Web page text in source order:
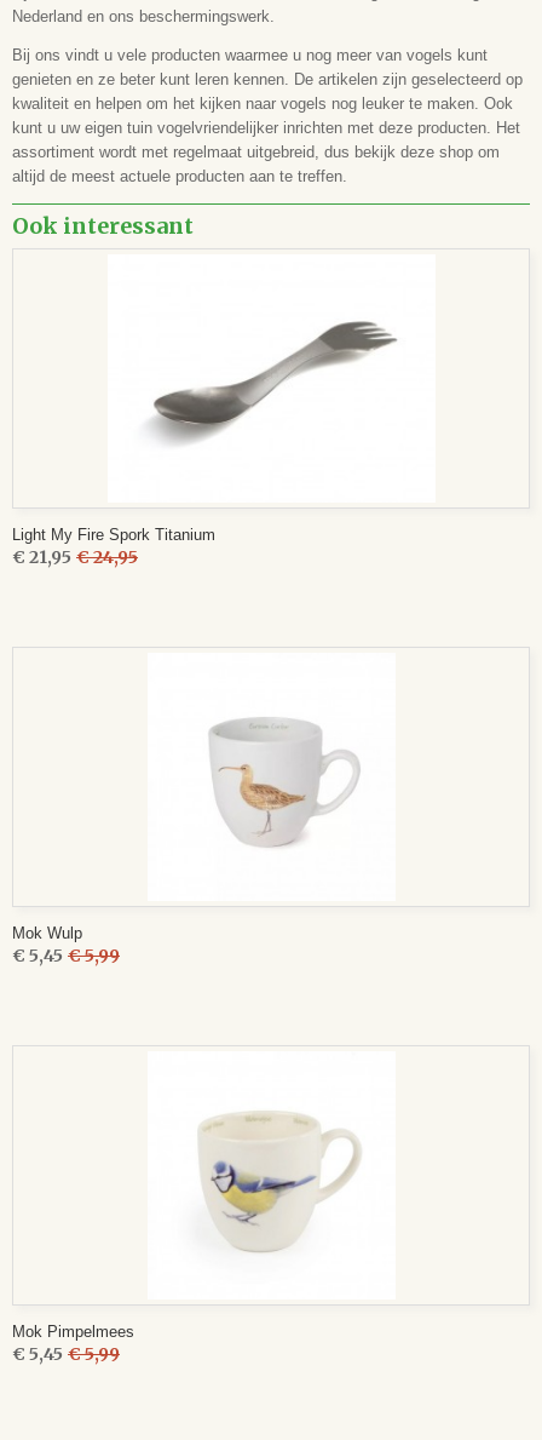
Nederland en ons beschermingswerk.
Bij ons vindt u vele producten waarmee u nog meer van vogels kunt
genieten en ze beter kunt leren kennen. De artikelen zijn geselecteerd op
kwaliteit en helpen om het kijken naar vogels nog leuker te maken. Ook
kunt u uw eigen tuin vogelvriendelijker inrichten met deze producten. Het
assortiment wordt met regelmaat uitgebreid, dus bekijk deze shop om
altijd de meest actuele producten aan te treffen.
Ook interessant
Light My Fire Spork Titanium
€ 21,95 € 24,95
Mok Wulp
€ 5,45 € 5,99
Mok Pimpelmees
€ 5,45 € 5,99